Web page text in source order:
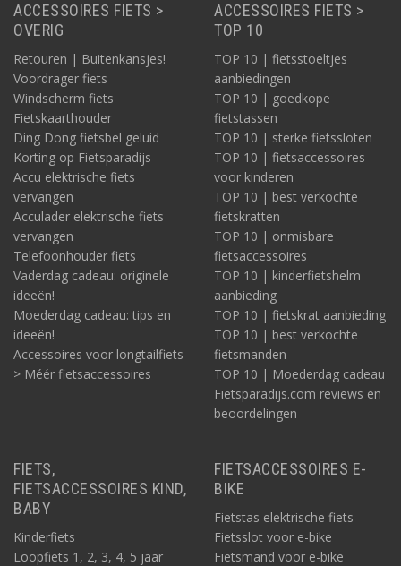
ACCESSOIRES FIETS >
OVERIG
Retouren | Buitenkansjes!
Voordrager fiets
Windscherm fiets
Fietskaarthouder
Ding Dong fietsbel geluid
Korting op Fietsparadijs
Accu elektrische fiets
vervangen
Acculader elektrische fiets
vervangen
Telefoonhouder fiets
Vaderdag cadeau: originele
ideeën!
Moederdag cadeau: tips en
ideeën!
Accessoires voor longtailfiets
> Méér fietsaccessoires
ACCESSOIRES FIETS >
TOP 10
TOP 10 | fietsstoeltjes
aanbiedingen
TOP 10 | goedkope
fietstassen
TOP 10 | sterke fietssloten
TOP 10 | fietsaccessoires
voor kinderen
TOP 10 | best verkochte
fietskratten
TOP 10 | onmisbare
fietsaccessoires
TOP 10 | kinderfietshelm
aanbieding
TOP 10 | fietskrat aanbieding
TOP 10 | best verkochte
fietsmanden
TOP 10 | Moederdag cadeau
Fietsparadijs.com reviews en
beoordelingen
FIETS,
FIETSACCESSOIRES KIND,
BABY
Kinderfiets
Loopfiets 1, 2, 3, 4, 5 jaar
FIETSACCESSOIRES E-
BIKE
Fietstas elektrische fiets
Fietsslot voor e-bike
Fietsmand voor e-bike